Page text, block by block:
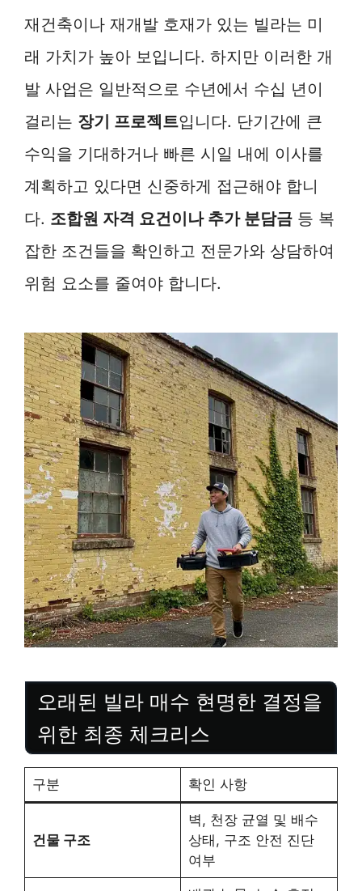
재건축이나 재개발 호재가 있는 빌라는 미
래 가치가 높아 보입니다. 하지만 이러한 개
발 사업은 일반적으로 수년에서 수십 년이
걸리는 장기 프로젝트입니다. 단기간에 큰
수익을 기대하거나 빠른 시일 내에 이사를
계획하고 있다면 신중하게 접근해야 합니
다. 조합원 자격 요건이나 추가 분담금 등 복
잡한 조건들을 확인하고 전문가와 상담하여
위험 요소를 줄여야 합니다.
오래된 빌라 매수 현명한 결정을
위한 최종 체크리스
구분 확인 사항
건물 구조
벽, 천장 균열 및 배수
상태, 구조 안전 진단
여부